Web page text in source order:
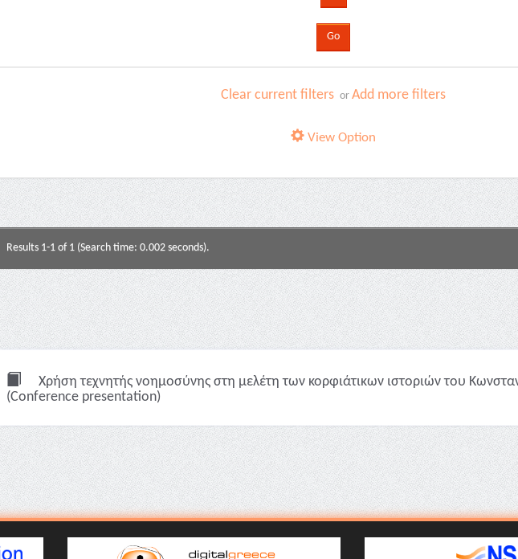
Clear current filters orAdd more filters
View Option
Results 1-1 of 1 (Search time: 0.002 seconds).
Χρήση τεχνητής νοημοσύνης στη μελέτη των κορφιάτικων ιστοριών του
(Conference presentation)